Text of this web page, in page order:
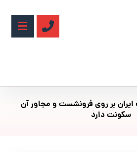
ایران بر روی فرونشست و مجاور آن
سکونت دارد